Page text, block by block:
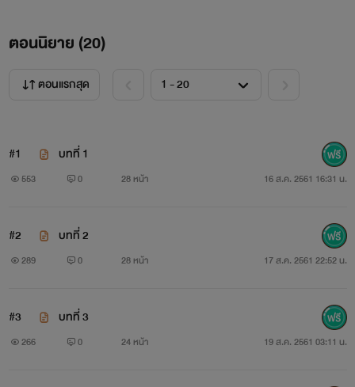
ตอนนิยาย (20)
ตอนแรกสุด
#1 บทที่ 1
553 0 28 หน้า 16 ส.ค. 2561 16:31 น.
#2 บทที่ 2
289 0 28 หน้า 17 ส.ค. 2561 22:52 น.
#3 บทที่ 3
266 0 24 หน้า 19 ส.ค. 2561 03:11 น.